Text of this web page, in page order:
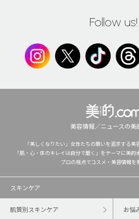
Follow us!
美容情報／ニュースの美
「美しくなりたい」女性たちの願いを追求する美
「肌・心・体のキレイは自分で磨く」をテーマに美
プロの視点でコスメ・美容情報を
スキンケア
肌質別スキンケア お悩